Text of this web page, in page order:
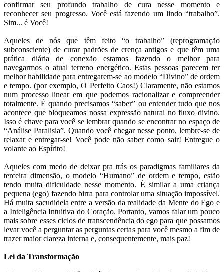
confirmar seu profundo trabalho de cura nesse momento e
reconhecer seu progresso. Você está fazendo um lindo “trabalho”.
Sim... é Você!
Aqueles de nós que têm feito “o trabalho” (reprogramação
subconsciente) de curar padrões de crença antigos e que têm uma
prática diária de conexão estamos fazendo o melhor para
navegarmos o atual terreno energético. Estas pessoas parecem ter
melhor habilidade para entregarem-se ao modelo “Divino” de ordem
e tempo. (por exemplo, O Perfeito Caos!) Claramente, não estamos
num processo linear em que podemos racionalizar e compreender
totalmente. É quando precisamos “saber” ou entender tudo que nos
acontece que bloqueamos nossa expressão natural no fluxo divino.
Isso é chave para você se lembrar quando se encontrar no espaço de
“Análise Paralisia”. Quando você chegar nesse ponto, lembre-se de
relaxar e entregar-se! Você pode não saber como sair! Entregue o
volante ao Espírito!
Aqueles com medo de deixar pra trás os paradigmas familiares da
terceira dimensão, o modelo “Humano” de ordem e tempo, estão
tendo muita dificuldade nesse momento. É similar a uma criança
pequena (ego) fazendo birra para controlar uma situação impossível.
Há muita sacudidela entre a versão da realidade da Mente do Ego e
a Inteligência Intuitiva do Coração. Portanto, vamos falar um pouco
mais sobre esses ciclos de transcendência do ego para que possamos
levar você a perguntar as perguntas certas para você mesmo a fim de
trazer maior clareza interna e, consequentemente, mais paz!
Lei da Transformação